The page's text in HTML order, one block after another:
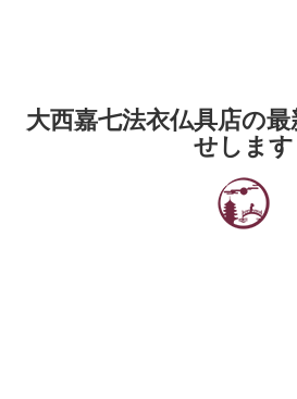
大西嘉七法衣仏具店の
せします